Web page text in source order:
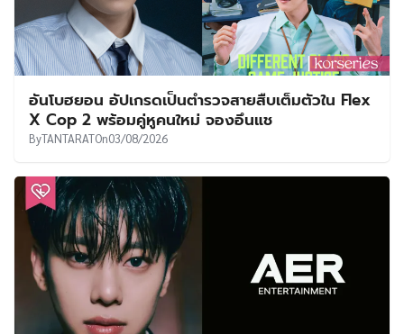
อันโบฮยอน อัปเกรดเป็นตำรวจสายสืบเต็มตัวใน Flex
X Cop 2 พร้อมคู่หูคนใหม่ จองอึนแช
ByTANTARATOn03/08/2026